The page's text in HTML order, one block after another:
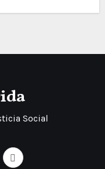
Social